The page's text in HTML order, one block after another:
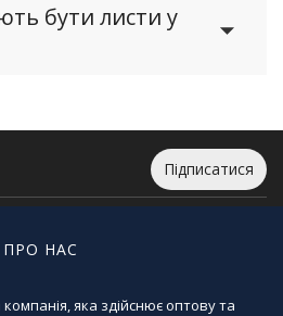
бути листи у
Підписатися
ПРО НАС
яка здійснює оптову та